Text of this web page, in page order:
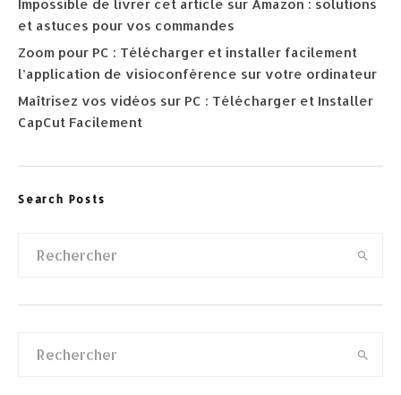
Impossible de livrer cet article sur Amazon : solutions
et astuces pour vos commandes
Zoom pour PC : Télécharger et installer facilement
l’application de visioconférence sur votre ordinateur
Maîtrisez vos vidéos sur PC : Télécharger et Installer
CapCut Facilement
Search Posts